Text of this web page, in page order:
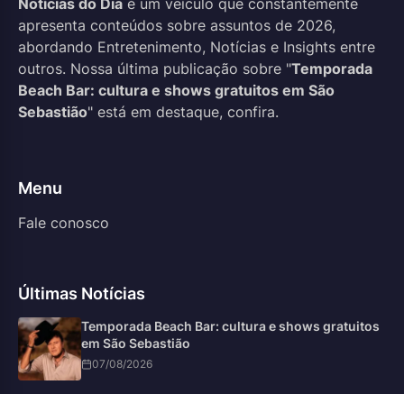
Notícias do Dia é um veículo que constantemente
apresenta conteúdos sobre assuntos de 2026,
abordando Entretenimento, Notícias e Insights entre
outros. Nossa última publicação sobre "Temporada
Beach Bar: cultura e shows gratuitos em São
Sebastião" está em destaque, confira.
Menu
Fale conosco
Últimas Notícias
Temporada Beach Bar: cultura e shows gratuitos
em São Sebastião
07/08/2026